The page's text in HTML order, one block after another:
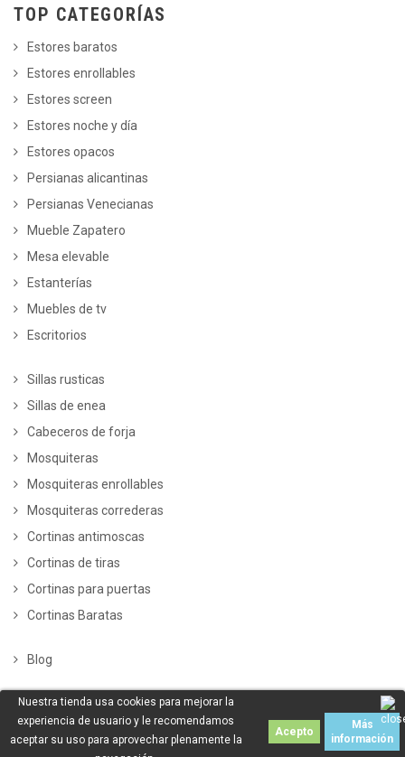
Nuestra tienda usa cookies para mejorar la
experiencia de usuario y le recomendamos
aceptar su uso para aprovechar plenamente la
Acepto
Más
información
TOP CATEGORÍAS
Estores baratos
Estores enrollables
Estores screen
Estores noche y día
Estores opacos
Persianas alicantinas
Persianas Venecianas
Mueble Zapatero
Mesa elevable
Estanterías
Muebles de tv
Escritorios
Sillas rusticas
Sillas de enea
Cabeceros de forja
Mosquiteras
Mosquiteras enrollables
Mosquiteras correderas
Cortinas antimoscas
Cortinas de tiras
Cortinas para puertas
Cortinas Baratas
Blog